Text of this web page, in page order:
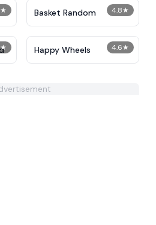
★ 4.8★
Basket Random
★ 4.6★
Happy Wheels